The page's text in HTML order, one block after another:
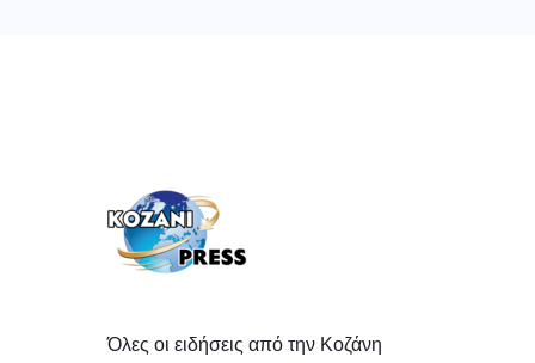
Όλες οι ειδήσεις από την Κοζάνη